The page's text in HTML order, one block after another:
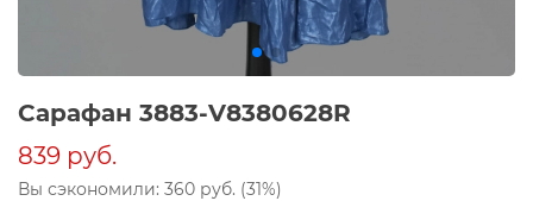
Сарафан 3883-V8380628R
839 руб.
Вы сэкономили: 360 руб. (31%)